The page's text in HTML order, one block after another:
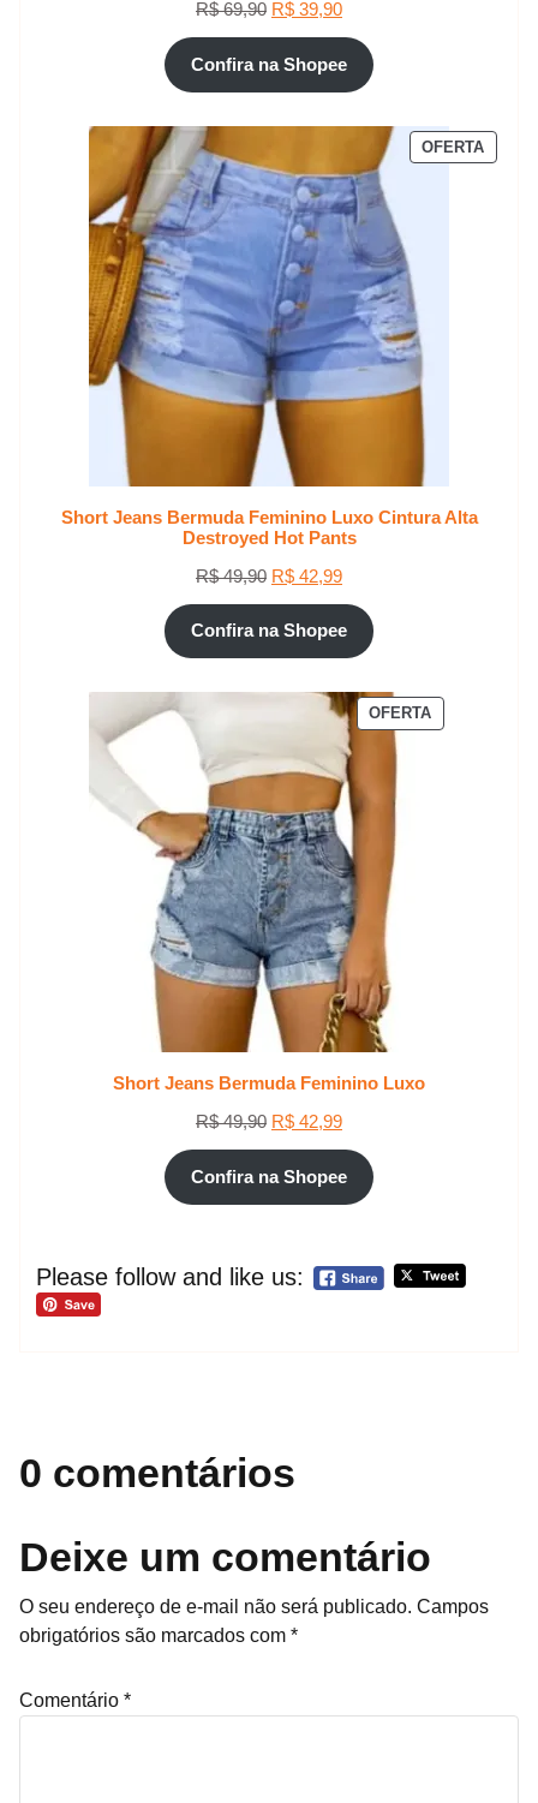
R$69,90 O
preço
original
R$ 39,90O
preço
atual
é:
Confira na Shopee
OFERTA
EM
Short Jeans Bermuda Feminino Luxo Cintura Alta
Destroyed Hot Pants
R$49,90 O
preço
original
era:
R$ 42,99O
preço
atual
é:
Confira na Shopee
OFERTAPRODUTO
EM
Short Jeans Bermuda Feminino Luxo
R$49,90 O
preço
original
era:
R$ 42,99O
preço
atual
é:
Confira na Shopee
Please follow and like us:
0 comentários
Deixe um comentário
O seu endereço de e-mail não será publicado. Campos
obrigatórios são marcados com *
Comentário *